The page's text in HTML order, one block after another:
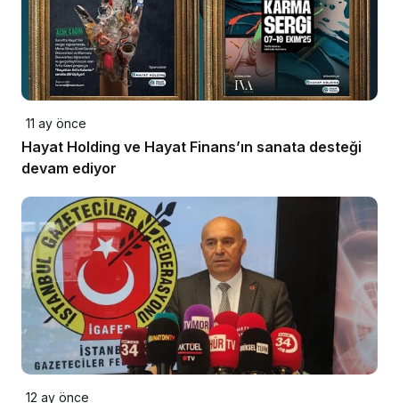
11 ay önce
Hayat Holding ve Hayat Finans’ın sanata desteği
devam ediyor
12 ay önce